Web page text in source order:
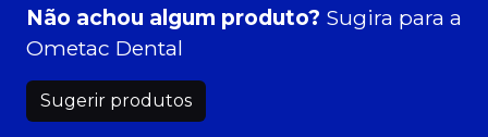
Não achou algum produto? Sugira para a
Ometac Dental
Sugerir produtos